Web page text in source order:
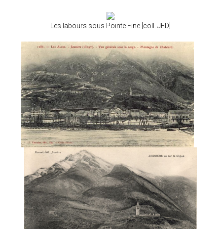
Les labours sous Pointe Fine [coll. JFD]